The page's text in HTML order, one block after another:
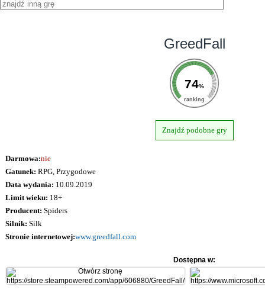
GreedFall
74%
ranking
Znajdź podobne gry
Darmowa:nie
Gatunek: RPG, Przygodowe
Data wydania: 10.09.2019
Limit wieku: 18+
Producent: Spiders
Silnik: Silk
Stronie internetowej:www.greedfall.com
Dostępna w: